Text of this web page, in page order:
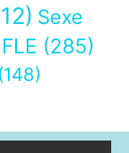
Sexe
(285)
(148)